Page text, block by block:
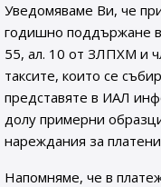
Уведомяваме Ви, че
годишно поддържане в
55, ал. 10 от ЗЛПХМ и
таксите, които се
представяте в ИАЛ
долу примерни
нареждания за
Напомняме, че в